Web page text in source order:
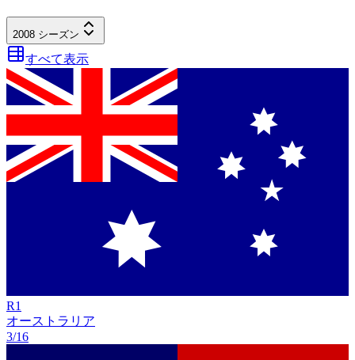
2008 シーズン
すべて表示
R1
オーストラリア
3/16